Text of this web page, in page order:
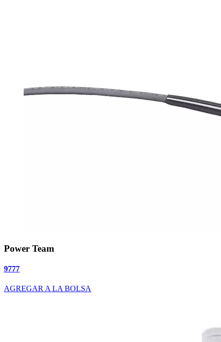
Power Team
9777
AGREGAR A LA BOLSA